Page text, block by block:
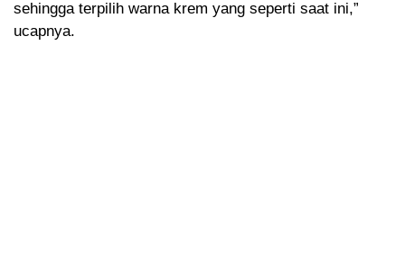
sehingga terpilih warna krem yang seperti saat ini,”
ucapnya.